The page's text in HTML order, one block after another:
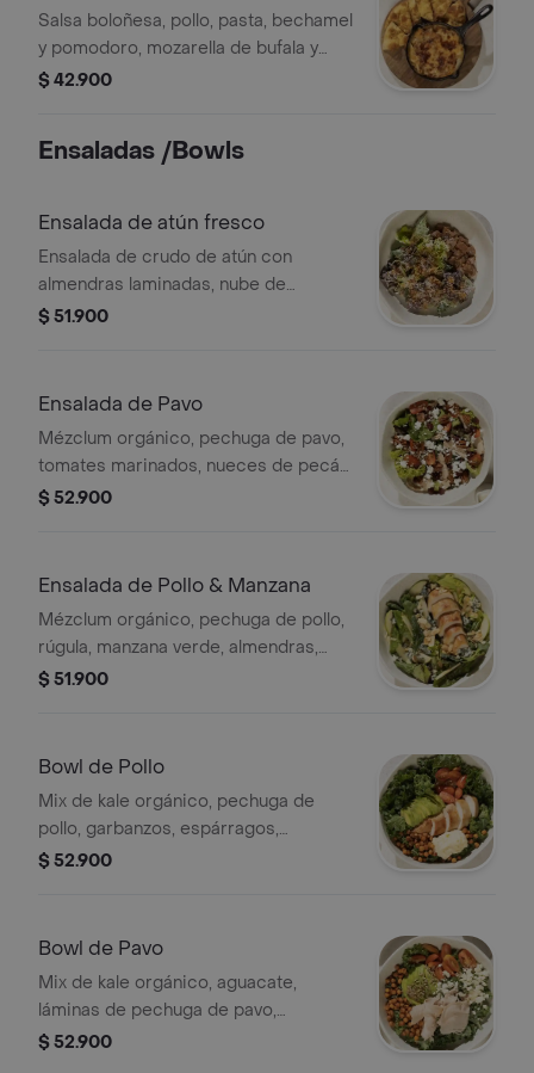
Salsa boloñesa, pollo, pasta, bechamel
y pomodoro, mozarella de bufala y
queso parmesano con pan a
$ 42.900
Ensaladas /Bowls
Ensalada de atún fresco
Ensalada de crudo de atún con
almendras laminadas, nube de
parmesano y vinagreta blanca de
$ 51.900
Ensalada de Pavo
Mézclum orgánico, pechuga de pavo,
tomates marinados, nueces de pecán,
arándanos, ricotta, semillas de
$ 52.900
Ensalada de Pollo & Manzana
Mézclum orgánico, pechuga de pollo,
rúgula, manzana verde, almendras,
queso azul, vinagreta blanca.
$ 51.900
Bowl de Pollo
Mix de kale orgánico, pechuga de
pollo, garbanzos, espárragos,
aguacate, tomates cherry, ajonjolí,
$ 52.900
Bowl de Pavo
Mix de kale orgánico, aguacate,
láminas de pechuga de pavo,
garbanzos, queso feta, semillas de
$ 52.900